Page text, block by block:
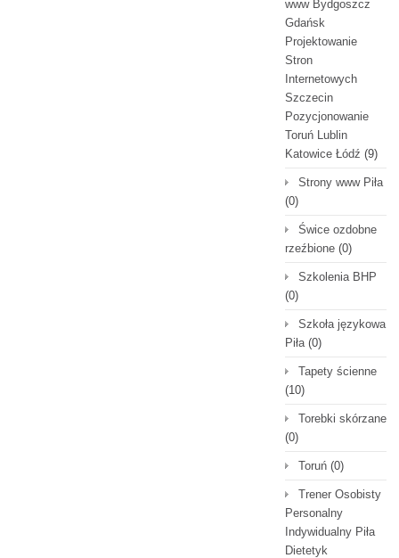
www Bydgoszcz
Gdańsk
Projektowanie
Stron
Internetowych
Szczecin
Pozycjonowanie
Toruń Lublin
Katowice Łódź (9)
Strony www Piła
(0)
Świce ozdobne
rzeźbione (0)
Szkolenia BHP
(0)
Szkoła językowa
Piła(0)
Tapety ścienne
(10)
Torebki skórzane
(0)
Toruń (0)
Trener Osobisty
Personalny
Indywidualny Piła
Dietetyk